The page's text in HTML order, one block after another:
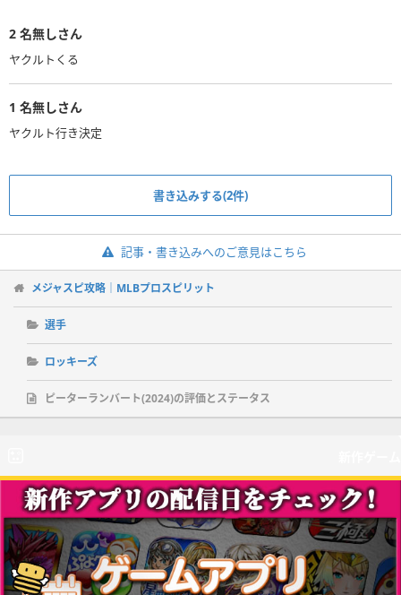
2 名無しさん
ヤクルトくる
1 名無しさん
ヤクルト行き決定
書き込みする(2件)
記事・書き込みへのご意見はこちら
メジャスピ攻略｜MLBプロスピリット
選手
ロッキーズ
ピーターランバート(2024)の評価とステータス